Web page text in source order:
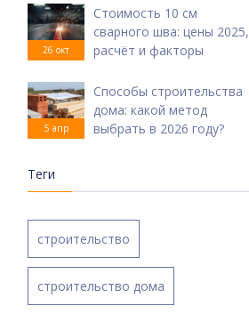
26 окт
Стоимость 10 см
сварного шва: цены 2025,
расчёт и факторы
5 апр
Способы строительства
дома: какой метод
выбрать в 2026 году?
Теги
строительство
строительство дома